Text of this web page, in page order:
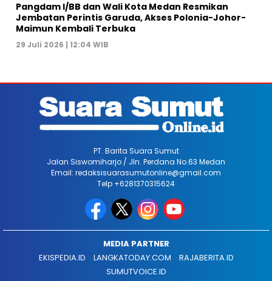
Pangdam I/BB dan Wali Kota Medan Resmikan
Jembatan Perintis Garuda, Akses Polonia-Johor-
Maimun Kembali Terbuka
29 Juli 2026 | 12:04 WIB
PT. Barita Suara Sumut
Jalan Siswomiharjo / Jln. Perdana No.63 Medan
Email: redaksisuarasumutonline@gmail.com
Telp +6281370315624
MEDIA PARTNER
EKISPEDIA.ID
LANGKATODAY.COM
RAJABERITA.ID
SUMUTVOICE.ID